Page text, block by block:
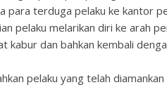
para terduga pelaku ke kantor
pelaku melarikan diri ke arah
kabur dan bahkan kembali
pelaku yang telah